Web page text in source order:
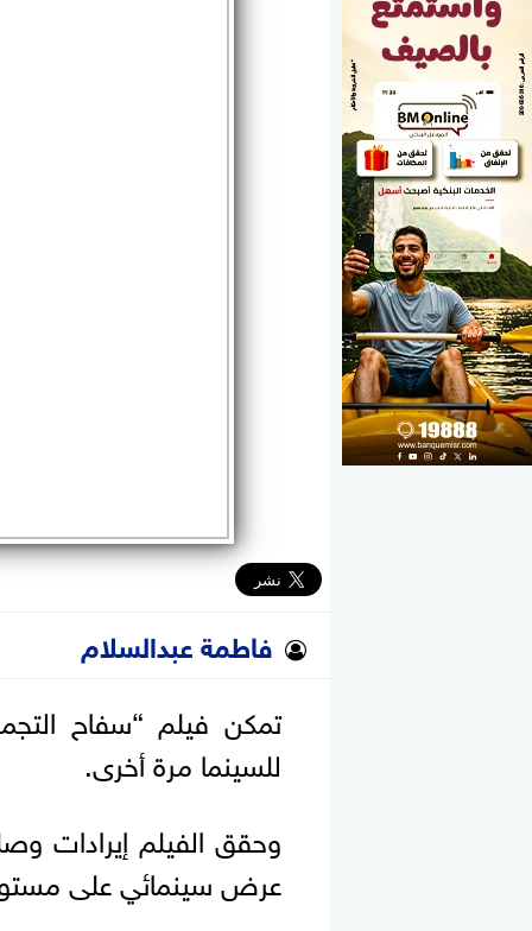
فاطمة عبدالسلام
تمكن فيلم “سفاح
للسينما مرة أخرى.
عرض سينمائي على